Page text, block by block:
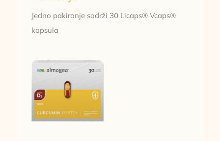
Jedno pakiranje sadrži 30 Licaps® Vcaps®
kapsula